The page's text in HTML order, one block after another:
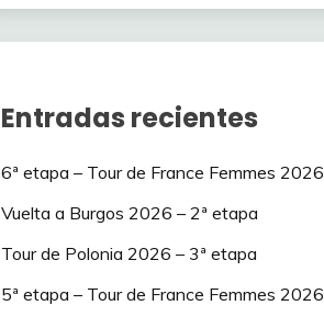
Entradas recientes
6ª etapa – Tour de France Femmes 2026
Vuelta a Burgos 2026 – 2ª etapa
Tour de Polonia 2026 – 3ª etapa
5ª etapa – Tour de France Femmes 2026